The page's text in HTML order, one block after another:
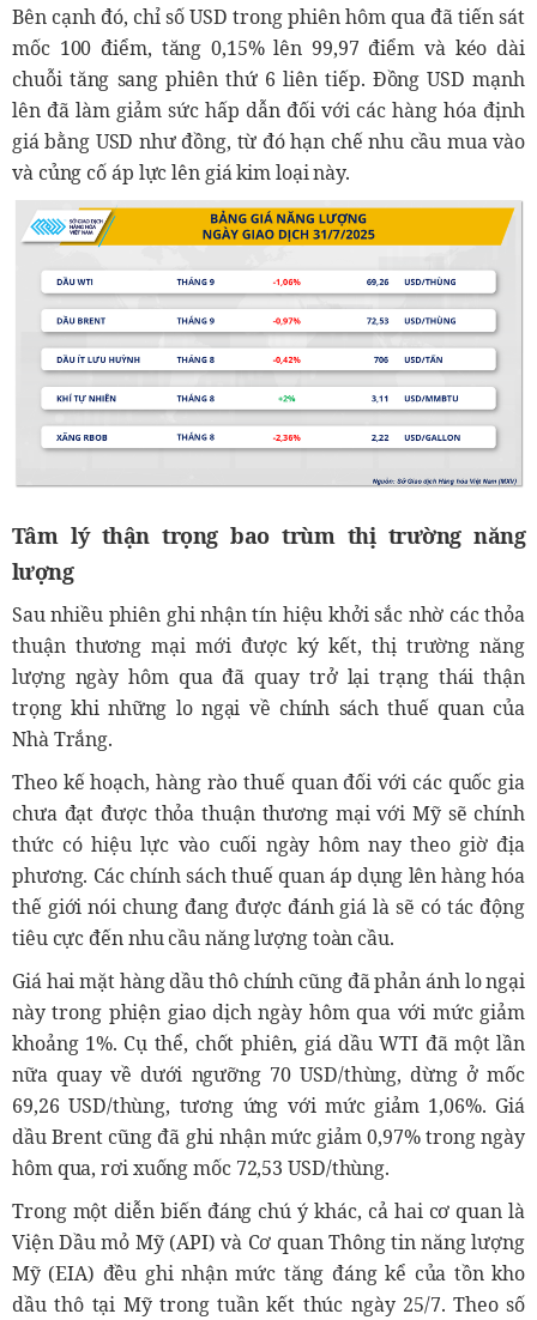
Bên cạnh đó, chỉ số USD trong phiên hôm qua đã tiến sát
mốc 100 điểm, tăng 0,15% lên 99,97 điểm và kéo dài
chuỗi tăng sang phiên thứ 6 liên tiếp. Đồng USD mạnh
lên đã làm giảm sức hấp dẫn đối với các hàng hóa định
giá bằng USD như đồng, từ đó hạn chế nhu cầu mua vào
và củng cố áp lực lên giá kim loại này.
Tâm lý thận trọng bao trùm thị trường năng
lượng
Sau nhiều phiên ghi nhận tín hiệu khởi sắc nhờ các thỏa
thuận thương mại mới được ký kết, thị trường năng
lượng ngày hôm qua đã quay trở lại trạng thái thận
trọng khi những lo ngại về chính sách thuế quan của
Nhà Trắng.
Theo kế hoạch, hàng rào thuế quan đối với các quốc gia
chưa đạt được thỏa thuận thương mại với Mỹ sẽ chính
thức có hiệu lực vào cuối ngày hôm nay theo giờ địa
phương. Các chính sách thuế quan áp dụng lên hàng hóa
thế giới nói chung đang được đánh giá là sẽ có tác động
tiêu cực đến nhu cầu năng lượng toàn cầu.
Giá hai mặt hàng dầu thô chính cũng đã phản ánh lo ngại
này trong phiện giao dịch ngày hôm qua với mức giảm
khoảng 1%. Cụ thể, chốt phiên, giá dầu WTI đã một lần
nữa quay về dưới ngưỡng 70 USD/thùng, dừng ở mốc
69,26 USD/thùng, tương ứng với mức giảm 1,06%. Giá
dầu Brent cũng đã ghi nhận mức giảm 0,97% trong ngày
hôm qua, rơi xuống mốc 72,53 USD/thùng.
Trong một diễn biến đáng chú ý khác, cả hai cơ quan là
Viện Dầu mỏ Mỹ (API) và Cơ quan Thông tin năng lượng
Mỹ (EIA) đều ghi nhận mức tăng đáng kể của tồn kho
dầu thô tại Mỹ trong tuần kết thúc ngày 25/7. Theo số